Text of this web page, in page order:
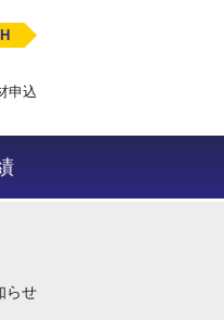
申込
らせ